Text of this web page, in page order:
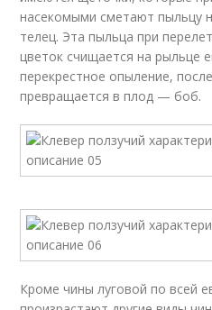
насекомыми сметают пыльцу
телец. Эта пыльца при
цветок счищается на рыльце
перекрестное опыление,
превращается в плод — боб.
Кроме чины луговой по всей